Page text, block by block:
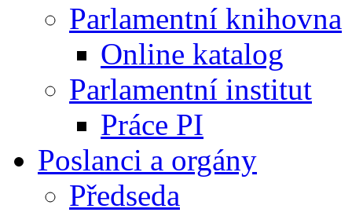
Parlamentní knihovna
Online katalog
Parlamentní institut
Práce PI
Poslanci a orgány
Předseda